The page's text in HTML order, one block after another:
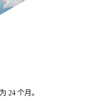
24 个月。